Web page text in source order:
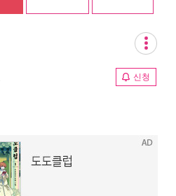
신청